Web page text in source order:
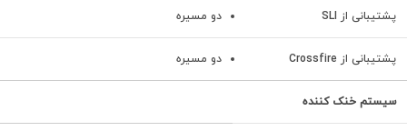
پشتیبانی از SLI دو مسیره
پشتیبانی از Crossfire دو مسیره
سیستم خنک کننده